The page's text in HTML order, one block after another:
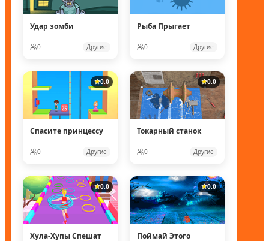
Удар зомби
0 Другие
Рыба Прыгает
0 Другие
0.0
Спасите принцессу
0 Другие
0.0
Токарный станок
0 Другие
0.0
Хула-Хупы Спешат
0.0
Поймай Этого